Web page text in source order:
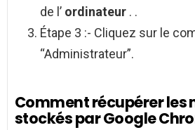
de l’ ordinateur . .
Étape 3 :- Cliquez sur le
“Administrateur”.
Comment récupérer les
stockés par Google